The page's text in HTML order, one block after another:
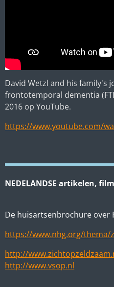
David Wetzl and his family's
frontotemporal dementia
2016 op YouTube.
https://www.youtube.com/
NEDELANDSE artikelen,
De huisartsenbrochure over
https://www.nhg.org/thema/
http://
http://www.vsop.nl